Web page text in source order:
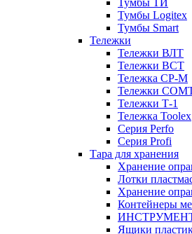
Тумбы ТИ
Тумбы Logitex
Тумбы Smart
Тележки
Тележки ВЛТ
Тележки ВСТ
Тележка СР-М
Тележки
Тележки Т-1
Тележка Toolex
Серия Perfo
Серия Profi
Тара для хранения
Хранение
Лотки
Хранение
Контейнеры
Ящики